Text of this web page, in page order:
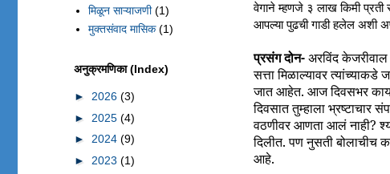
वेगाने म्हणजे ३ लाख किमी प्रती
आपल्या पुढची गाडी हलेल अशी
प्रसंग दोन-अरविंद केजरीवाल
सत्ता मिळाल्यावर त्यांच्याकडे
जात आहेत. आज दिवसभर काय
दिवसात तुम्हाला भ्रष्टाचार
वठणीवर आणता आलं नाही?
दिलीत. पण नुसती बोलाचीच
आहे.
मिळून साऱ्याजणी (1)
मुक्तसंवाद मासिक (1)
अनुक्रमणिका (Index)
► 2026 (3)
► 2025 (4)
► 2024 (9)
► 2023 (1)